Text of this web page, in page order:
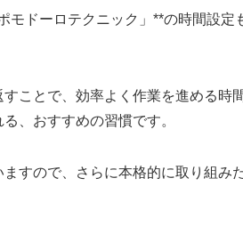
モドーロテクニック」**の時間設定
ことで、効率よく作業を進める時
、おすすめの習慣です。
すので、さらに本格的に取り組み